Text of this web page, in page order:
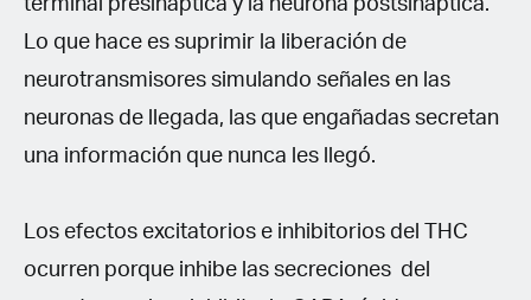
terminal presináptica y la neurona postsináptica.
Lo que hace es suprimir la liberación de
neurotransmisores simulando señales en las
neuronas de llegada, las que engañadas secretan
una información que nunca les llegó.
Los efectos excitatorios e inhibitorios del THC
ocurren porque inhibe las secreciones del